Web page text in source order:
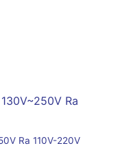
Ra 110V-220V